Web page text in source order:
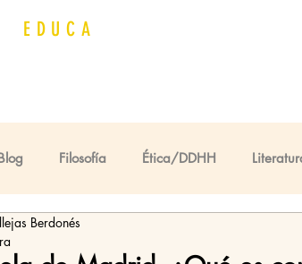
EDUCA
Filosofía Ética/DDHH
Cervantes
Berdonés